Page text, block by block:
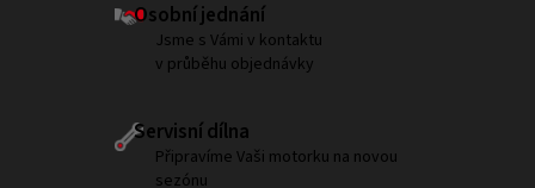
Osobní jednání
Jsme s Vámi v kontaktu
v průběhu objednávky
Servisní dílna
Připravíme Vaši motorku na novou
sezónu